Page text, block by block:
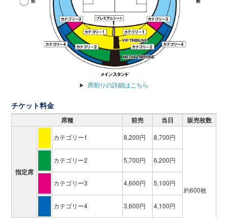
席割りの詳細はこちら
チケット料金
席種 前売 当日 販売枚数
指定席
カテゴリー1 8,200円 8,700円
約600枚
カテゴリー2 5,700円 6,200円
カテゴリー3 4,600円 5,100円
カテゴリー4 3,600円 4,100円